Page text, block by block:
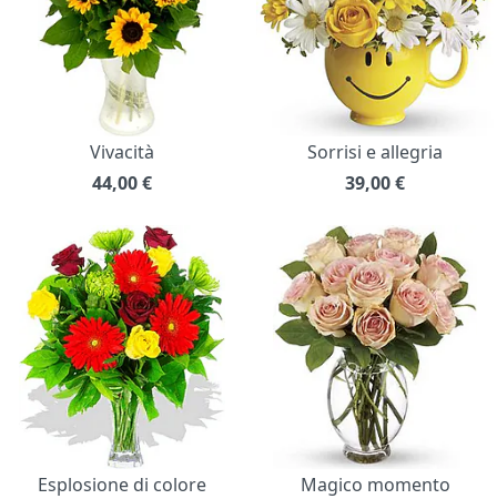
Vivacità
44,00€
Sorrisi e allegria
39,00€
Esplosione di colore
Magico momento